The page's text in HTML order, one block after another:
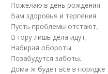
Пожелаю в день рождения
Вам здоровья и терпения.
Пусть проблемы отстают,
В гору лишь дела идут,
Набирая обороты.
Позабудутся заботы.
Дома ж будет все в порядке